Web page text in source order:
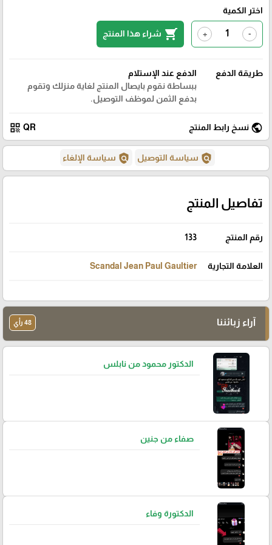
اختر الكمية
-
+
shopping_cart شراء هذا المنتج
طريقة الدفع
الدفع عند الإستلام
ببساطة نقوم بايصال المنتج لغاية منزلك وتقوم
بدفع الثمن لموظف التوصيل.
public نسخ رابط المنتج QR
qr_code
policy سياسة التوصيل policy سياسة الإلغاء
تفاصيل المنتج
رقم المنتج 133
العلامة التجارية Scandal Jean Paul Gaultier
آراء زبائننا 48 رأي
الدكتور محمود من نابلس
صفاء من جنين
الدكتورة وفاء